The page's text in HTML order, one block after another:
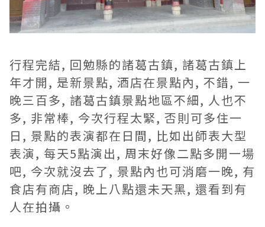
行程完結, 回勉縣的諸葛古鎮, 諸葛古鎮上
年才開, 是新景點, 酒店在景點內, 不錯, 一
晚三百多, 諸葛古鎮景點地區不細, 人也不
多, 非常棒, 今次行程太緊, 否則可多住一
日, 景點的表演都在日間, 比如出師表大型
表演, 每天5點演出, 周末好像二點多開一場
吧, 今次就沒去了, 景點內也可消磨一晚, 有
食店有商店, 晚上八點還未天黑, 還看到有
人在拍攝。